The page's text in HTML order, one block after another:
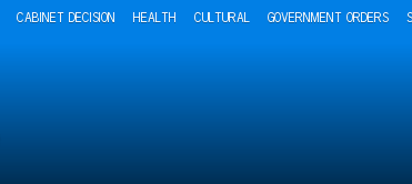
CABINET DECISION HEALTH CULTURAL GOVERNMENT ORDERS